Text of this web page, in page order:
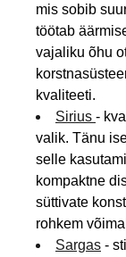
mis sobib
töötab
vajaliku õhu
kvaliteeti.
Sirius -
valik. Tänu
selle
kompaktne
süttivate
rohkem
Sargas -